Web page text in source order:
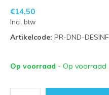
€14,50
Incl. btw
Artikelcode: PR-DND-DESINF
Op voorraad - Op voorraad